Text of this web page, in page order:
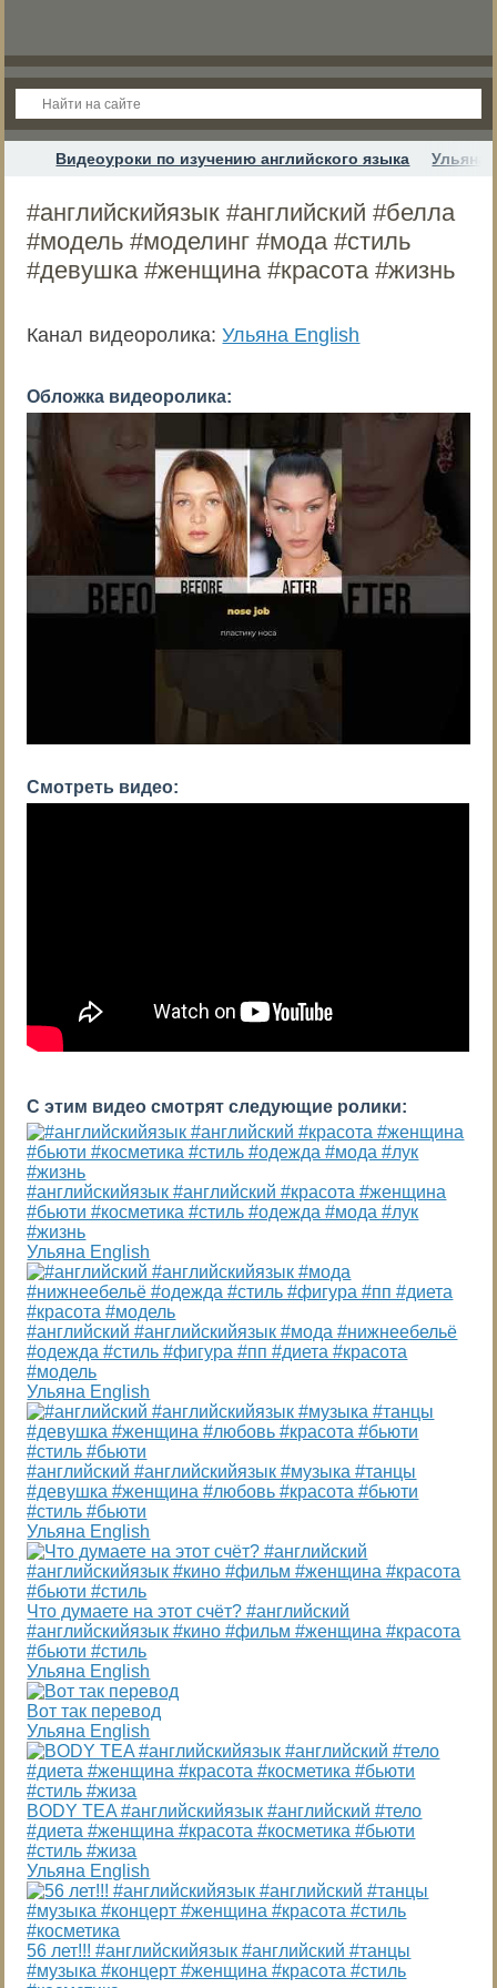
Видеоуроки по изучению английского языка Ульяна
#английскийязык #английский #белла
#модель #моделинг #мода #стиль
#девушка #женщина #красота #жизнь
Канал видеоролика:Ульяна English
Обложка видеоролика:
Смотреть видео:
С этим видео смотрят следующие ролики:
#английскийязык #английский #красота #женщина
#бьюти #косметика #стиль #одежда #мода #лук
#жизнь
Ульяна English
#английский #английскийязык #мода #нижнеебельё
#одежда #стиль #фигура #пп #диета #красота
#модель
Ульяна English
#английский #английскийязык #музыка #танцы
#девушка #женщина #любовь #красота #бьюти
#стиль #бьюти
Ульяна English
Что думаете на этот счёт? #английский
#английскийязык #кино #фильм #женщина #красота
#бьюти #стиль
Ульяна English
Вот так перевод
Ульяна English
BODY TEA #английскийязык #английский #тело
#диета #женщина #красота #косметика #бьюти
#стиль #жиза
Ульяна English
56 лет!!! #английскийязык #английский #танцы
#музыка #концерт #женщина #красота #стиль